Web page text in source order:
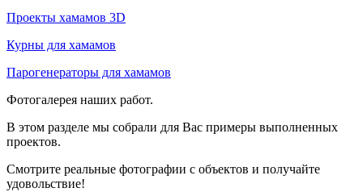
Проекты хамамов 3D
Курны для хамамов
Парогенераторы для хамамов
Фотогалерея наших работ.
В этом разделе мы собрали для Вас примеры выполненных
проектов.
Смотрите реальные фотографии с объектов и получайте
удовольствие!